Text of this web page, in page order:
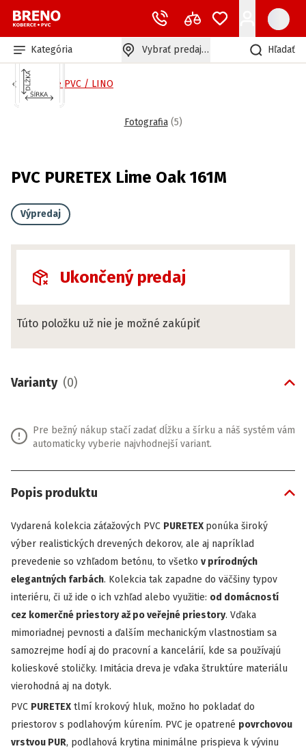
Kategória Vybrať predajňu Hľadať
Záťažové PVC / LINO
Fotografia (5)
PVC PURETEX Lime Oak 161M
Výpredaj
Ukončený predaj
Túto položku už nie je možné zakúpiť
Varianty (0)
Pre bežný nákup stačí zadať dĺžku a šírku a náš systém vám
automaticky vyberie najvhodnejší variant.
Popis produktu
Vydarená kolekcia záťažových PVC PURETEX ponúka široký
výber realistických drevených dekorov, ale aj napríklad
prevedenie so vzhľadom betónu, to všetko v prírodných
elegantných farbách. Kolekcia tak zapadne do väčšiny typov
interiéru, či už ide o ich vzhľad alebo využitie: od domácností
cez komerčné priestory až po veřejné priestory. Vďaka
mimoriadnej pevnosti a ďalším mechanickým vlastnostiam sa
samozrejme hodí aj do pracovní a kancelárií, kde sa používajú
kolieskové stoličky. Imitácia dreva je vďaka štruktúre materiálu
vierohodná aj na dotyk.
PVC PURETEX tlmí krokový hluk, možno ho pokladať do
priestorov s podlahovým kúrením. PVC je opatrené povrchovou
vrstvou PUR, podlahová krytina minimálne prispieva k vývinu